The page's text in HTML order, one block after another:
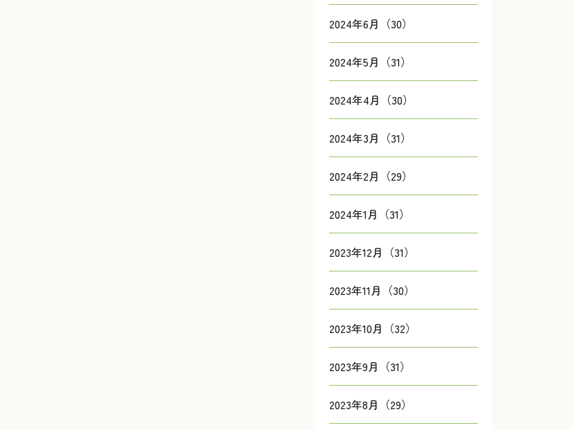
2024年6月（30）
2024年5月（31）
2024年4月（30）
2024年3月（31）
2024年2月（29）
2024年1月（31）
2023年12月（31）
2023年11月（30）
2023年10月（32）
2023年9月（31）
2023年8月（29）